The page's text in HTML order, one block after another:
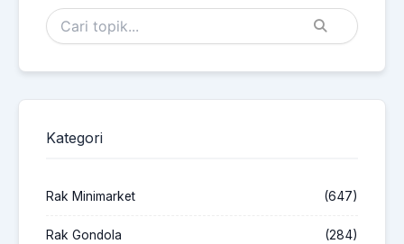
Kategori
Rak Minimarket (647)
Rak Gondola (284)